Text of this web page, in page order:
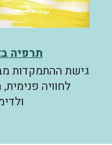
תרפיה
גישת ההתמקדות
לחוויה